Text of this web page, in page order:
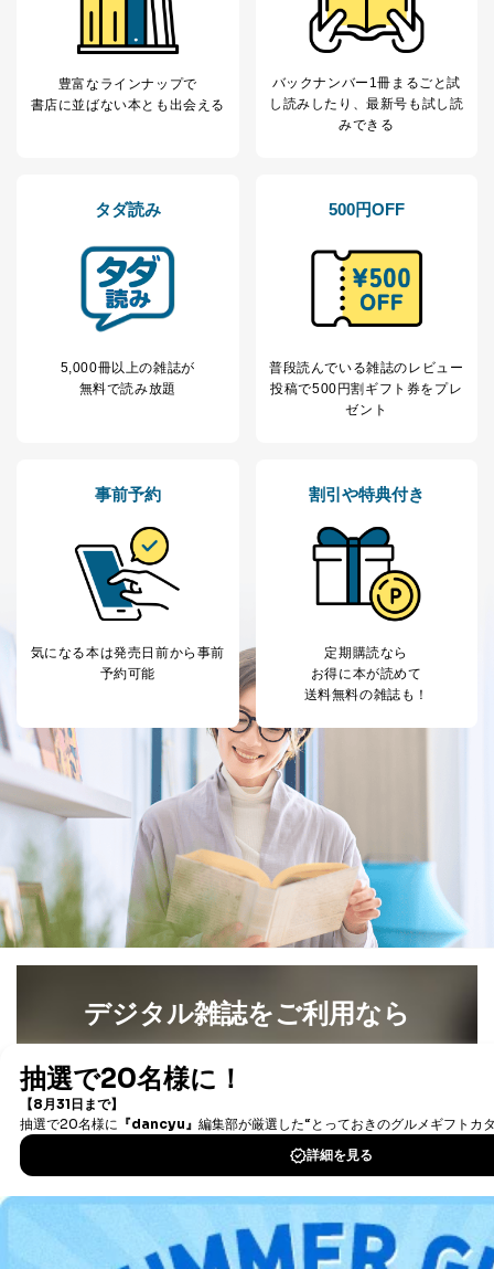
販売店などの梱包・配送・配達会社
４．開示対象個人情報の「開示」「訂正」等の請求につ
当社は、本人から、開示対象個人情報について利用目的
の通知を求められた場合には、遅滞なくこれに応じま
説明させていただきます。
①利用目的を本人に通知し、又は公表することによって
本人又は第三者の生命、身体、財産その他の権利利益を
害するおそれがある場合
②利用目的を本人に通知し、又は公表することによって
当該事業者の権利又は正当な利益を害するおそれがある
③国の機関又は地方公共団体が法令の定める事務を遂行
することに対して協力する必要がある場合であって、利
用目的を本人に通知し、又は公表することによって当該
開示対象個人情報については、保有個人データの本人ま
たはその代理人からの利用目的の通知、開示、変更等
（内容の訂正、追加または削除）、利用停止等（「利用
の停止または消去」「第三者への提供の停止」）の求め
に対応させていただいております。 当社顧客の皆様の
個人情報は「マイページ」にログインしていただくこと
す。マイページをご利用いただけない方、その他の方に
つきましては、下記Aをご覧ください。 また、ご登録い
ただいた個人情報のうち、市町村などの名称および郵便
番号、金融機関の名称あるいはクレジットカードの有効
期限など、商品のお届けやご請求を行う上で支障がある
情報に変更があった場合には、当社が登録情報を変更さ
せていただく場合があります。
A.開示等の求めの申し出先、提出していただく書面等
開示等の求めは、電話又は電子メールにて下記までお申
し付けください。開示等の求めに際して提出していただ
く書面等については、その際にご案内いたします。
■電話による場合
TEL:0570-200-223
受付時間：10:00～17:00（土、日、祝、年末年始休業）
■電子メールによる場合
e-mail：
cs@fujisan.co.jp
B.開示等の対応に際して、以下記載の項目のうち2項目
以上での本人確認を実施させていただきます。
商品を購入された個人のお客様：氏名、住所、電話番
採用に応募された方：氏名、住所、所属学校（会社）
豊富なラインナップで
書店に並ばない本とも出会える
バックナンバー1冊まるごと試
し読み したり、最新号も試し読
みできる
タダ読み
5,000冊以上の雑誌が
無料で読み放題
500円OFF
普段読んでいる雑誌のレビュー
投稿で500円割ギフト券をプレ
ゼント
事前予約
気になる本は発売日前から事前
予約可能
割引や特典付き
定期購読なら
お得に本が読めて
送料無料の雑誌も！
デジタル雑誌をご利用なら
書籍）が無料で読み放題！
DOWNLOAD FOR IOS
DOWNLOAD FOR ANDROID